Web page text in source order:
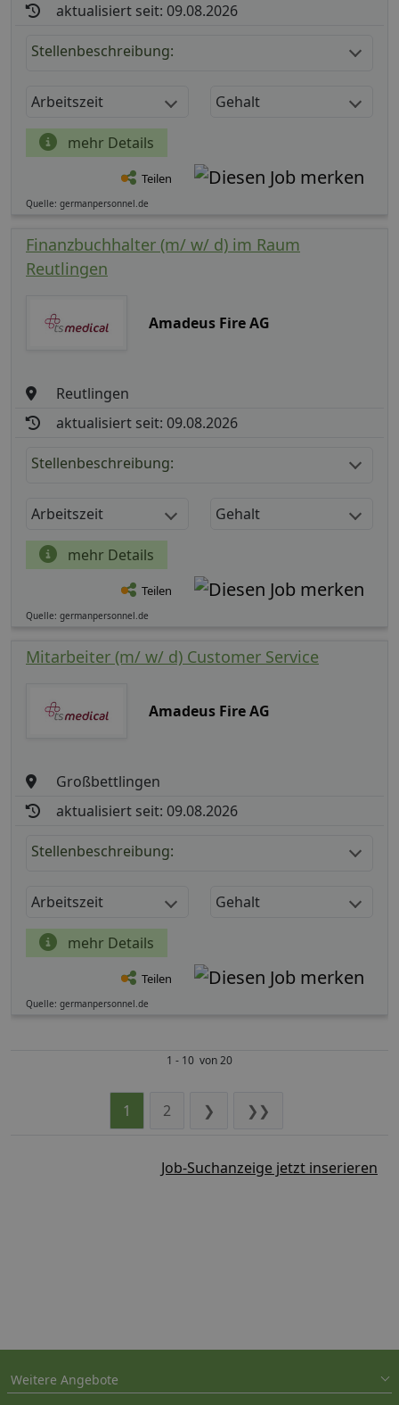
aktualisiert seit: 09.08.2026
Stellenbeschreibung:
Arbeitszeit Gehalt
mehr Details
Teilen
Quelle: germanpersonnel.de
Finanzbuchhalter (m/ w/ d) im Raum
Reutlingen
Amadeus Fire AG
Reutlingen
aktualisiert seit: 09.08.2026
Stellenbeschreibung:
Arbeitszeit Gehalt
mehr Details
Teilen
Quelle: germanpersonnel.de
Mitarbeiter (m/ w/ d) Customer Service
Amadeus Fire AG
Großbettlingen
aktualisiert seit: 09.08.2026
Stellenbeschreibung:
Arbeitszeit Gehalt
mehr Details
Teilen
Quelle: germanpersonnel.de
1 - 10 von 20
1 2 ❯ ❯❯
Job-Suchanzeige jetzt inserieren
Weitere Angebote